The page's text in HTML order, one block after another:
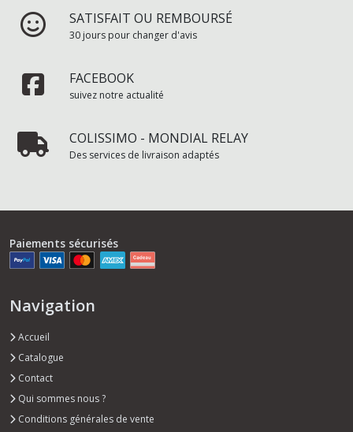
SATISFAIT OU REMBOURSÉ
30 jours pour changer d'avis
FACEBOOK
suivez notre actualité
COLISSIMO - MONDIAL RELAY
Des services de livraison adaptés
Paiements sécurisés
Navigation
Accueil
Catalogue
Contact
Qui sommes nous ?
Conditions générales de vente